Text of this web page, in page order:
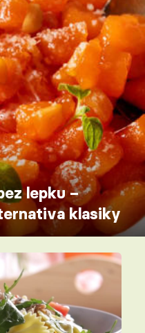
lepku –
klasiky